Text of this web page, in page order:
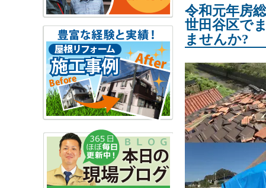
令和元年房
世田谷区で
ませんか?